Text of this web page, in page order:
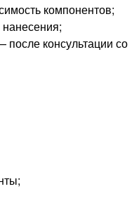
компонентов;
консультации со